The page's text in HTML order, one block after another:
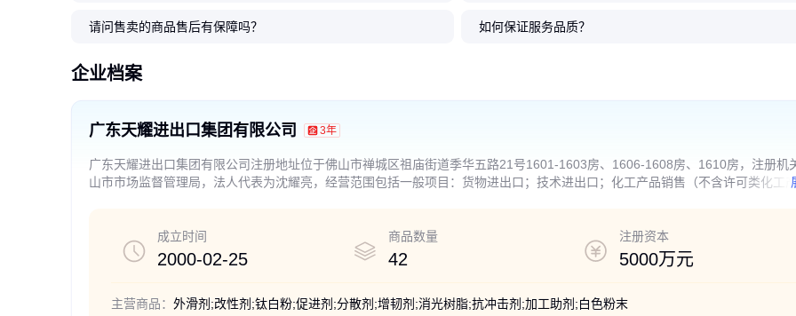
请问售卖的商品售后有保障吗？ 如何保证服务品质？
企业档案
广东天耀进出口集团有限公司 3年
广东天耀进出口集团有限公司注册地址位于佛山市禅城区祖庙街道季华五路21号1601-1603房、1606-1608房、1610房，注册机
山市市场监督管理局，法人代表为沈耀亮，经营范围包括一般项目：货物进出口；技术进出口；化工产品销售（不含许可类化工
包装食品）；水产品批发；水产品零售；鲜肉批发；鲜肉零售；食用农产品批发；食用农产品零售；新鲜蔬菜批发；饲料原料销售
料添加剂销售；新鲜蔬菜零售；新鲜水果批发；新鲜水果零售；日用品批发；日用品销售；化妆品批发；化妆品零售；餐饮管理；
类医疗器械销售；国内贸易代理；进出口代理。（除依法须经批准的项目外，凭营业执照依法自主开展经营活动）许可项目：危险
成立时间
2000-02-25
商品数量
42
注册资本
5000万元
主营商品： 外滑剂;改性剂;钛白粉;促进剂;分散剂;增韧剂;消光树脂;抗冲击剂;加工助剂;白色粉末